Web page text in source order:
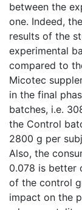
between the
one. Indeed,
results of the
experimental
compared to
Micotec
in the final
batches, i.e.
the Control
2800 g per
Also, the
0.078 is better
of the control
impact on the